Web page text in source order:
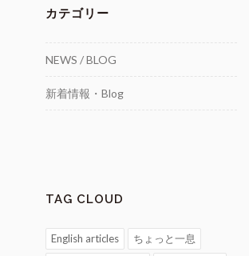
カテゴリー
NEWS / BLOG
新着情報・Blog
TAG CLOUD
English articles
ちょっと一息